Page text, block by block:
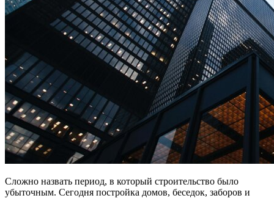
Сложно назвать период, в который строительство было
убыточным. Сегодня постройка домов, беседок, заборов и